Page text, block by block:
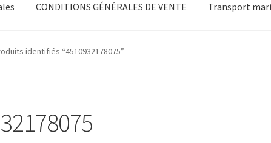
CONDITIONS GÉNÉRALES DE VENTE Transport
identifiés “4510932178075”